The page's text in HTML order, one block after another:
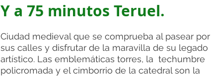
Y a 75 minutos Teruel.
Ciudad medieval que se comprueba al pasear por
sus calles y disfrutar de la maravilla de su legado
artístico. Las emblemáticas torres, la techumbre
policromada y el cimborrio de la catedral son la